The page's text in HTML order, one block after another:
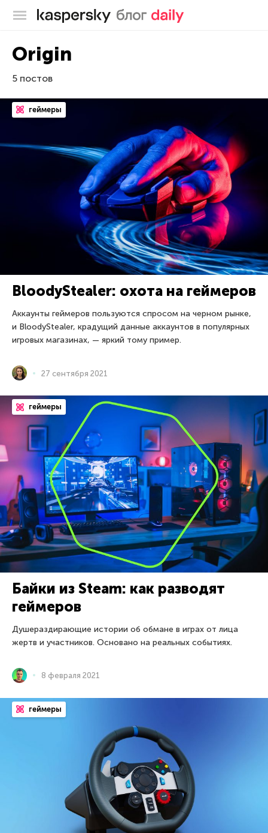
Блог Касперского
Origin
5 постов
геймеры
BloodyStealer: охота на геймеров
Аккаунты геймеров пользуются спросом на черном рынке,
и BloodyStealer, крадущий данные аккаунтов в популярных
игровых магазинах, — яркий тому пример.
27 сентября 2021
геймеры
Байки из Steam: как разводят
геймеров
Душераздирающие истории об обмане в играх от лица
жертв и участников. Основано на реальных событиях.
8 февраля 2021
геймеры